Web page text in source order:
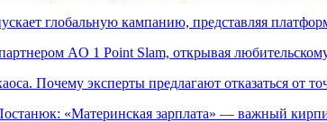
глобальную кампанию, представляя
AO 1 Point Slam, открывая
Почему эксперты предлагают отказаться от
«Материнская зарплата» — важный